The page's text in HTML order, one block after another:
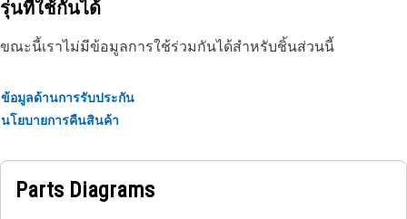
รุ่นที่ใช้กันได้
ขณะนี้เราไม่มีข้อมูลการใช้ร่วมกันได้สำหรับชิ้นส่วนนี้
ข้อมูลด้านการรับประกัน
นโยบายการคืนสินค้า
Parts Diagrams